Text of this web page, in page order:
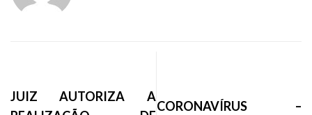
JUIZ AUTORIZA A
CORONAVÍRUS –